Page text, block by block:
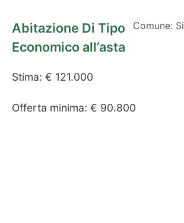
Abitazione Di Tipo
Economico all’asta
Comune:
Stima: € 121.000
Offerta minima: € 90.800